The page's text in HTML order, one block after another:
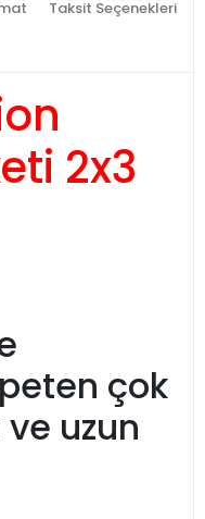
Taksit Seçenekleri
2x3
çok
ve uzun